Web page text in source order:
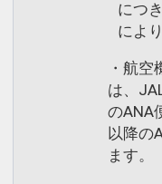
につ
によ
・航
は、
のANA
以降の
ます。